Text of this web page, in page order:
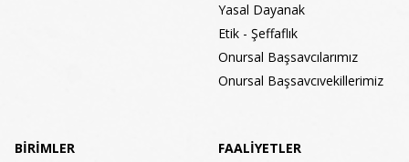
Yasal Dayanak
Etik - Şeffaflık
Onursal Başsavcılarımız
Onursal Başsavcıvekillerimiz
BİRİMLER
FAALİYETLER